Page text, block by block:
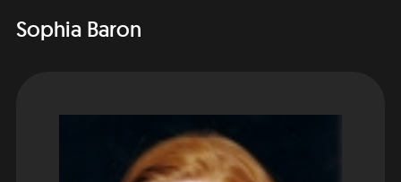
Sophia Baron